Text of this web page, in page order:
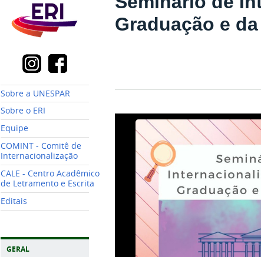
Sobre a UNESPAR
Sobre o ERI
Equipe
COMINT - Comitê de
Internacionalização
CALE - Centro Acadêmico
de Letramento e Escrita
Editais
GERAL
Graduação e